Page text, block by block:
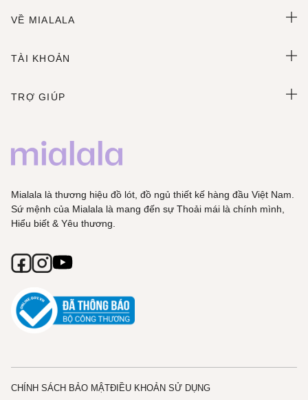
VỀ MIALALA
TÀI KHOẢN
TRỢ GIÚP
Mialala là thương hiệu đồ lót, đồ ngủ thiết kế hàng đầu Việt Nam.
Sứ mệnh của Mialala là mang đến sự Thoải mái là chính mình,
Hiểu biết & Yêu thương.
CHÍNH SÁCH BẢO MẬTĐIỀU KHOẢN SỬ DỤNG